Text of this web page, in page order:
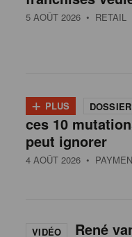
5 AOÛT 2026 • RETAIL
+ PLUS DOSSIER
ces 10
peut ignorer
4 AOÛT 2026 •
VIDÉO
René